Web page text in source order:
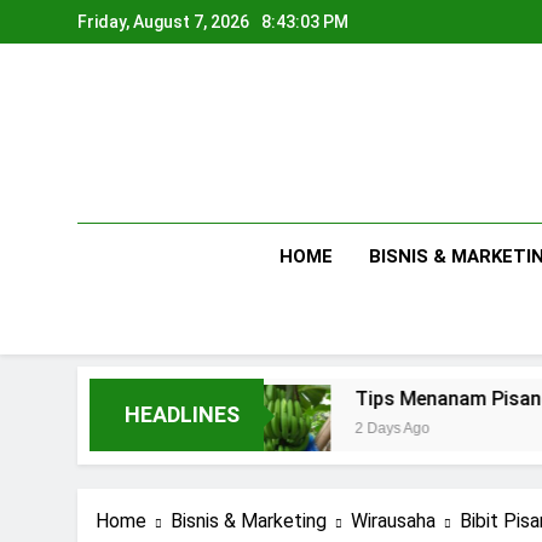
to
Friday, August 7, 2026 8:43:04 PM
HOME BISNIS &
HEADLINES
Tips Menanam Pisang : Pentingnya Memilih
Home Bisnis & Marketing Wirausaha Bibit